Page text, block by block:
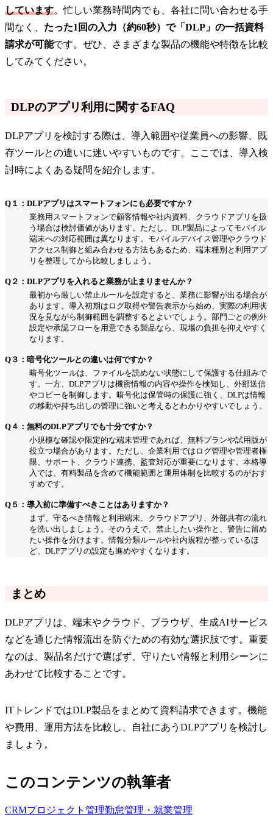
しています。忙しい業務時間内でも、各社に問い合わせる手
間なく、 たった1回の入力（約60秒）で「DLP」の一括資料
請求が可能です。ぜひ、さまざまな製品の機能や特徴を比較
してみてください。
DLPのアプリ利用に関するFAQ
DLPアプリを検討する際は、導入範囲や従業員への影響、既
存ツールとの違いに迷いやすいものです。ここでは、導入検
討時によくある疑問を紹介します。
Q１：DLPアプリはスマートフォンにも必要ですか？
業務用スマートフォンで顧客情報や社内資料、クラウドアプリを扱
う場合は検討価値があります。ただし、DLP製品によってモバイル
端末への対応範囲は異なります。モバイルデバイス管理やクラウド
アクセス制御と組み合わせる方法もあるため、端末種別と利用アプ
リを整理してから比較しましょう。
Q２：DLPアプリを入れると業務が止まりませんか？
最初から厳しい禁止ルールを設定すると、業務に影響が出る場合が
あります。導入初期はログ取得や警告表示から始め、実際の利用状
況を見ながら制御範囲を調整するとよいでしょう。部門ごとの例外
設定や承認フローを用意できる製品なら、現場の負担を抑えやすく
なります。
Q３：暗号化ツールとの違いは何ですか？
暗号化ツールは、ファイルを読めない状態にして保護する仕組みで
す。一方、DLPアプリは機密情報の内容や操作を検知し、外部送信
やコピーを制御します。暗号化は保管時の保護に強く、DLPは情報
の移動や持ち出しの管理に強いと考えるとわかりやすいでしょう。
Q４：無料のDLPアプリでも十分ですか？
小規模な確認や限定的な端末管理であれば、無料プランや試用版が
役立つ場合があります。ただし、企業利用ではログ管理や管理者権
限、サポート、クラウド連携、監査対応が重要になります。本格導
入では、有料製品を含めて機能範囲と運用体制を比較するのがおす
すめです。
Q５：導入前に準備すべきことはありますか？
まず、守るべき情報と利用端末、クラウドアプリ、外部共有の流れ
を洗い出しましょう。そのうえで、禁止したい操作と、警告に留め
たい操作を分けます。情報分類ルールや社内規程が整っているほ
ど、DLPアプリの設定も進めやすくなります。
まとめ
DLPアプリは、端末やクラウド、ブラウザ、生成AIサービス
などを通じた情報流出を防ぐための有効な選択肢です。重要
なのは、製品名だけで選ばず、守りたい情報と利用シーンに
あわせて比較することです。
ITトレンドではDLP製品をまとめて資料請求できます。機能
や費用、運用方法を比較し、自社にあうDLPアプリを検討し
ましょう。
このコンテンツの執筆者
CRMプロジェクト管理勤怠管理・就業管理